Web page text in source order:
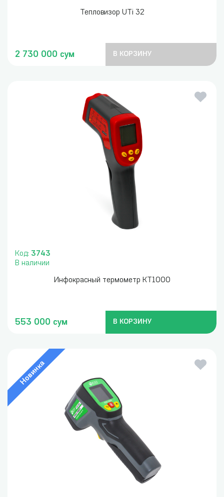
Тепловизор UTi 32
2 730 000 сум В КОРЗИНУ
Код: 3743
В наличии
Инфокрасный термометр KT1000
553 000 сум В КОРЗИНУ
Новинка